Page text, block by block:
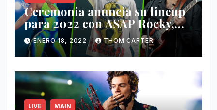
Ceremonia anuncia su lineup
para 2022 con A$AP Rocky,
Nathy Peluso, Noah Pino Palo
y más.
ENERO 18, 2022 THOM CARTER
LIVE MAIN